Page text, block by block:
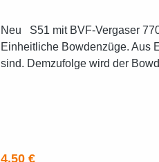
Neu S51 mit BVF-Vergaser 770 mm Gesamtlänge
Einheitliche Bowdenzüge. Aus
sind. Demzufolge wird der
Regulärer Preis:
4,50 €